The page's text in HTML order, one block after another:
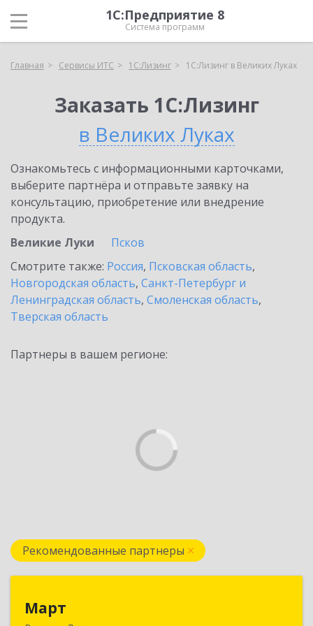
1С:Предприятие 8
Система программ
Главная Сервисы ИТС 1С:Лизинг 1С:Лизинг в Великих Луках
Заказать 1С:Лизинг
в Великих Луках
Ознакомьтесь с информационными карточками,
выберите партнёра и отправьте заявку на
консультацию, приобретение или внедрение
продукта.
Великие Луки
Псков
Смотрите также: Россия, Псковская область,
Новгородская область, Санкт-Петербург и
Ленинградская область, Смоленская область,
Тверская область
Партнеры в вашем регионе:
Рекомендованные партнеры
Март